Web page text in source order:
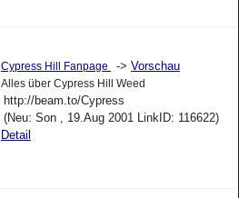
Cypress Hill Fanpage -> Vorschau
Alles über Cypress Hill Weed
http://beam.to/Cypress
(Neu: Son , 19.Aug 2001 LinkID: 116622)
Detail